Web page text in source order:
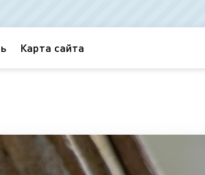
Карта сайта